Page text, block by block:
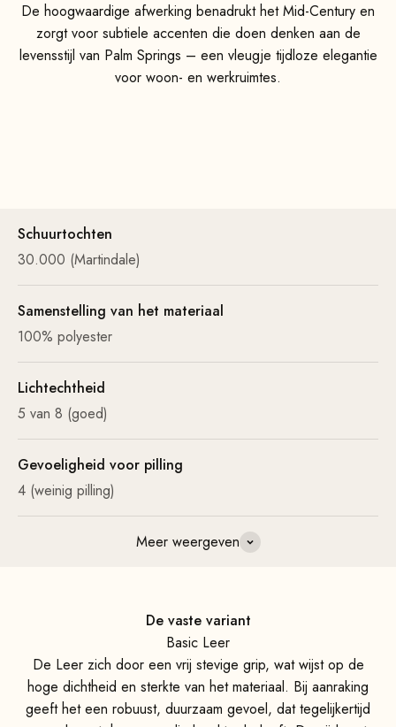
De hoogwaardige afwerking benadrukt het Mid-Century en
zorgt voor subtiele accenten die doen denken aan de
levensstijl van Palm Springs – een vleugje tijdloze elegantie
voor woon- en werkruimtes.
Schuurtochten
30.000 (Martindale)
Samenstelling van het materiaal
100% polyester
Lichtechtheid
5 van 8 (goed)
Gevoeligheid voor pilling
4 (weinig pilling)
Meer weergeven
De vaste variant
Basic Leer
De Leer zich door een vrij stevige grip, wat wijst op de
hoge dichtheid en sterkte van het materiaal. Bij aanraking
geeft het een robuust, duurzaam gevoel, dat tegelijkertijd